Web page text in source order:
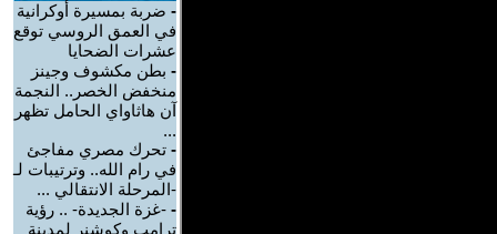
- ضربة بمسيرة أوكرانية
في العمق الروسي توقع
عشرات الضحايا
- بطن مكشوف وجينز
منخفض الخصر.. النجمة
آن هاثاواي الحامل تظهر
...
- تحرك مصري مفاجئ
في رام الله.. وترتيبات لـ
-المرحلة الانتقالي ...
- -غزة الجديدة- .. رؤية
ترامب وكوشنر لمدينة